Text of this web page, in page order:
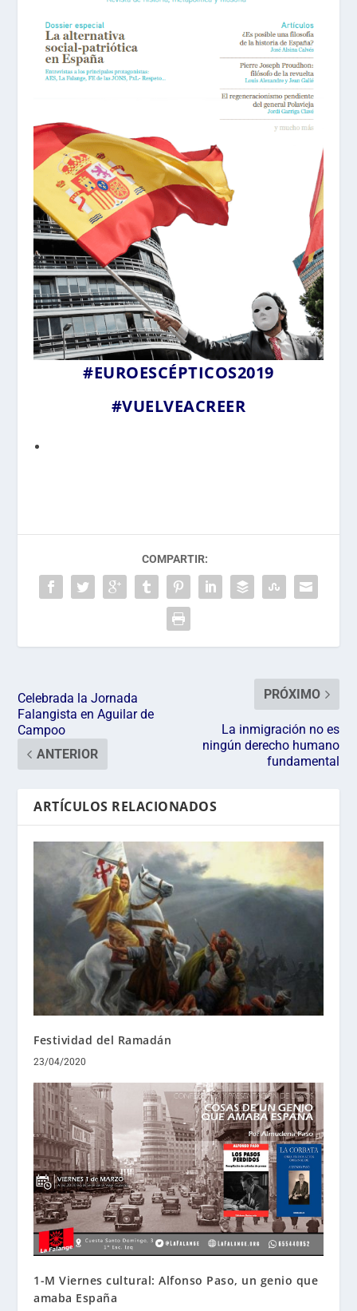
#EUROESCÉPTICOS2019
#VUELVEACREER
COMPARTIR:
Celebrada la Jornada
Falangista en Aguilar de
Campoo
ANTERIOR
PRÓXIMO
La inmigración no es
ningún derecho humano
fundamental
ARTÍCULOS RELACIONADOS
Festividad del Ramadán
23/04/2020
1-M Viernes cultural: Alfonso Paso, un genio que
amaba España